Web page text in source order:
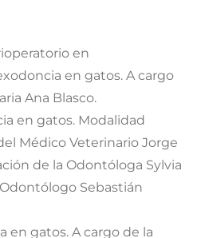
en
en gatos. A cargo
Ana Blasco.
en gatos. Modalidad
Médico Veterinario Jorge
de la Odontóloga Sylvia
Sebastián
en gatos. A cargo de la